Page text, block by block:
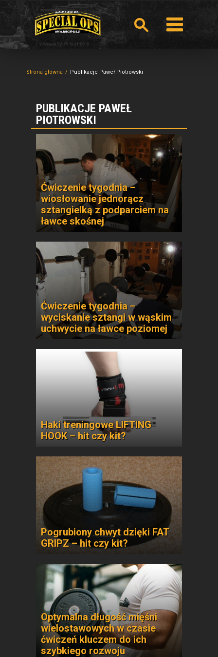
Strona główna Publikacje Paweł Piotrowski
PUBLIKACJE PAWEŁ
PIOTROWSKI
Ćwiczenie tygodnia –
wiosłowanie jednorącz
sztangielką z podparciem na
ławce skośnej
Ćwiczenie tygodnia –
wyciskanie sztangi w wąskim
uchwycie na ławce poziomej
Haki treningowe LIFTING
HOOK – hit czy kit?
Pogrubiony chwyt dzięki FAT
GRIPZ – hit czy kit?
Optymalna długość mięśni
wielostawowych w czasie
ćwiczeń kluczem do ich
szybkiego rozwoju